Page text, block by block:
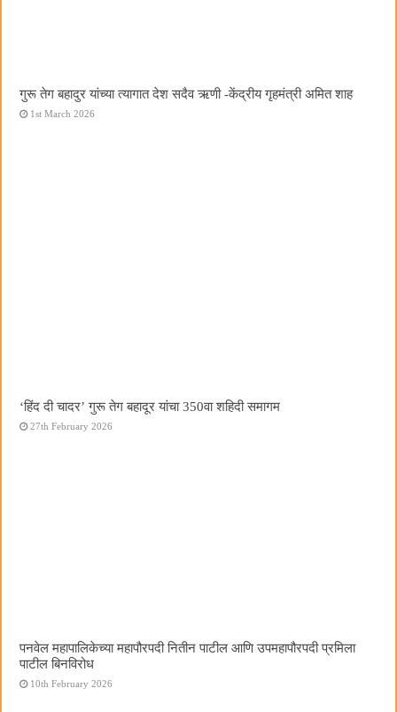
गुरू तेग बहादुर यांच्या त्यागात देश सदैव ऋणी -केंद्रीय गृहमंत्री अमित शाह
1st March 2026
‘हिंद दी चादर’ गुरू तेग बहादूर यांचा 350वा शहिदी समागम
27th February 2026
पनवेल महापालिकेच्या महापौरपदी नितीन पाटील आणि उपमहापौरपदी प्रमिला
पाटील बिनविरोध
10th February 2026